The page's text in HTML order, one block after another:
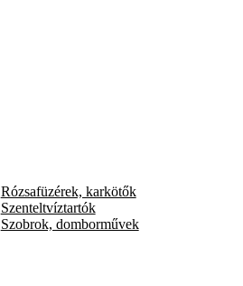
Rózsafüzérek, karkötők
Szenteltvíztartók
Szobrok, domborművek